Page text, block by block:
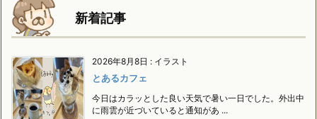
新着記事
2026年8月8日 : イラスト
とあるカフェ
今日はカラッとした良い天気で暑い一日でした。外出中
に雨雲が近づいていると通知があ ...